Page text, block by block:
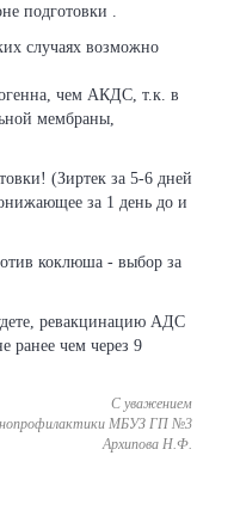
подготовки .
случаях возможно
чем АКДС, т.к. в
мембраны,
(Зиртек за 5-6 дней
за 1 день до и
коклюша - выбор за
ревакцинацию АДС
ранее чем через 9
С уважением
МБУЗ ГП №3
Архипова Н.Ф.